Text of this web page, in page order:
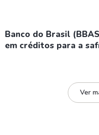
Banco do Brasil
em créditos para a
Ver